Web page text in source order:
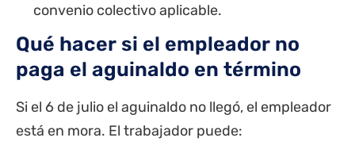
convenio colectivo aplicable.
Qué hacer si el empleador no
paga el aguinaldo en término
Si el 6 de julio el aguinaldo no llegó, el empleador
está en mora. El trabajador puede: